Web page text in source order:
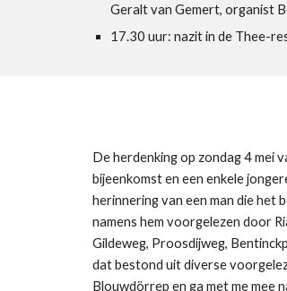
Geralt van Gemert, organist
17.30 uur: nazit in de Thee-
De herdenking op zondag 4 mei
bijeenkomst en een enkele
herinnering van een man die het
namens hem voorgelezen door
Gildeweg, Proosdijweg,
dat bestond uit diverse
Blouwdörrep en ga met me mee